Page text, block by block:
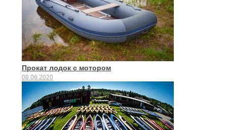
Прокат лодок с мотором
08.06.2020